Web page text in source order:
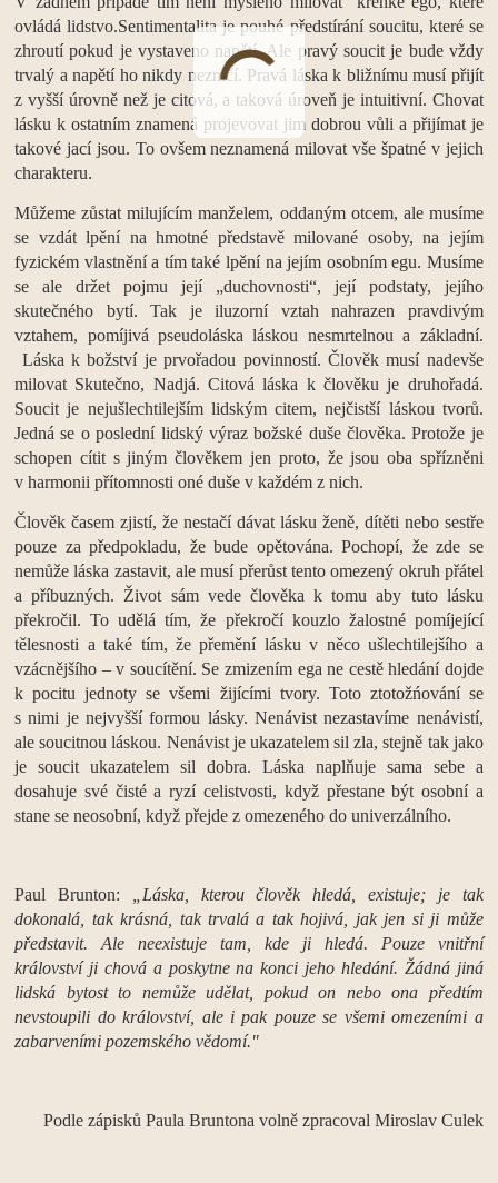
ovládá lidstvo.Sentimentalita je pouhé předstírání soucitu, které se
zhroutí pokud je vystaveno napětí. Ale pravý soucit je bude vždy
trvalý a napětí ho nikdy nezničí. Pravá láska k bližnímu musí přijít
z vyšší úrovně než je citová, a taková úroveň je intuitivní. Chovat
lásku k ostatním znamená projevovat jim dobrou vůli a přijímat je
takové jací jsou. To ovšem neznamená milovat vše špatné v jejich
charakteru.
Můžeme zůstat milujícím manželem, oddaným otcem, ale musíme
se vzdát lpění na hmotné představě milované osoby, na jejím
fyzickém vlastnění a tím také lpění na jejím osobním egu. Musíme
se ale držet pojmu její „duchovnosti“, její podstaty, jejího
skutečného bytí. Tak je iluzorní vztah nahrazen pravdivým
vztahem, pomíjivá pseudoláska láskou nesmrtelnou a základní.
Láska k božství je prvořadou povinností. Člověk musí nadevše
milovat Skutečno, Nadjá. Citová láska k člověku je druhořadá.
Soucit je nejušlechtilejším lidským citem, nejčistší láskou tvorů.
Jedná se o poslední lidský výraz božské duše člověka. Protože je
schopen cítit s jiným člověkem jen proto, že jsou oba spřízněni
v harmonii přítomnosti oné duše v každém z nich.
Člověk časem zjistí, že nestačí dávat lásku ženě, dítěti nebo sestře
pouze za předpokladu, že bude opětována. Pochopí, že zde se
nemůže láska zastavit, ale musí přerůst tento omezený okruh přátel
a příbuzných. Život sám vede člověka k tomu aby tuto lásku
překročil. To udělá tím, že překročí kouzlo žalostné pomíjející
tělesnosti a také tím, že přemění lásku v něco ušlechtilejšího a
vzácnějšího – v soucítění. Se zmizením ega ne cestě hledání dojde
k pocitu jednoty se všemi žijícími tvory. Toto ztotožńování se
s nimi je nejvyšší formou lásky. Nenávist nezastavíme nenávistí,
ale soucitnou láskou. Nenávist je ukazatelem sil zla, stejně tak jako
je soucit ukazatelem sil dobra. Láska naplňuje sama sebe a
dosahuje své čisté a ryzí celistvosti, když přestane být osobní a
stane se neosobní, když přejde z omezeného do univerzálního.
Paul Brunton: „Láska, kterou člověk hledá, existuje; je tak
dokonalá, tak krásná, tak trvalá a tak hojivá, jak jen si ji může
představit. Ale neexistuje tam, kde ji hledá. Pouze vnitřní
království ji chová a poskytne na konci jeho hledání. Žádná jiná
lidská bytost to nemůže udělat, pokud on nebo ona předtím
nevstoupili do království, ale i pak pouze se všemi omezeními a
zabarveními pozemského vědomí."
Podle zápisků Paula Bruntona volně zpracoval Miroslav Culek